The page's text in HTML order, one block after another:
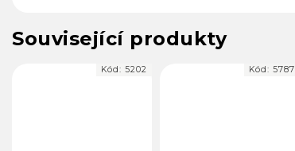
Související produkty
Kód: 5202 Kód: 5787